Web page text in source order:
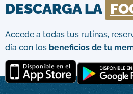
DESCARGA LA
Accede a todas tus rutinas,
día con los beneficios de tu